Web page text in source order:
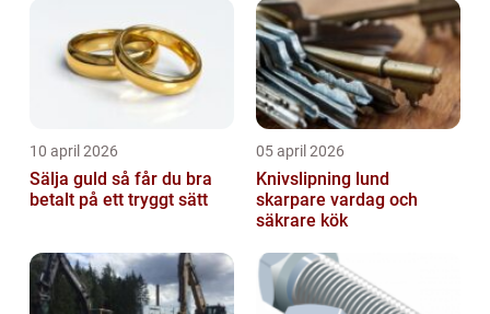
10 april 2026
Sälja guld så får du bra
betalt på ett tryggt sätt
05 april 2026
Knivslipning lund
skarpare vardag och
säkrare kök